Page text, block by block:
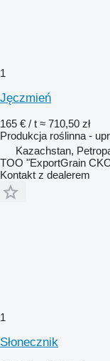
1
Jęczmień
165 € / t ≈ 710,50 zł
Produkcja roślinna -
Kazachstan,
TOO "ExportGrain
Kontakt z dealerem
1
Słonecznik